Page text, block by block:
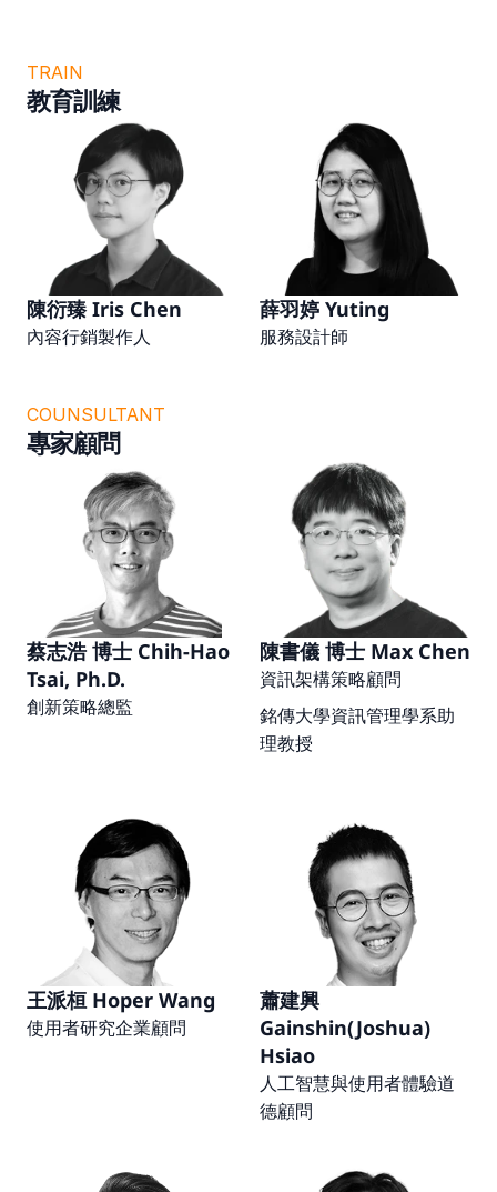
TRAIN
教育訓練
陳衍臻 Iris Chen
內容行銷製作人
薛羽婷 Yuting
服務設計師
COUNSULTANT
專家顧問
蔡志浩 博士 Chih-Hao
Tsai, Ph.D.
創新策略總監
陳書儀 博士 Max Chen
資訊架構策略顧問
銘傳大學資訊管理學系助
理教授
王派桓 Hoper Wang
使用者研究企業顧問
蕭建興
Gainshin(Joshua)
Hsiao
人工智慧與使用者體驗道
德顧問